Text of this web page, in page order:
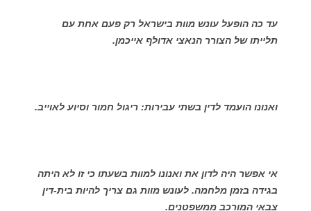
עד כה הופעל עונש מוות בישראל רק פעם אחת עם
תלייתו של הצורר הנאצי אדולף אייכמן.
ואנונו הועמד לדין בשתי עבירות: ריגול חמור וסיוע לאוייב.
אי אפשר היה לדון את ואנונו למוות בשעתו כי זו לא היתה
בגידה בזמן מלחמה. לעונש מוות גם צריך להיות בית-דין
צבאי המורכב ממשפטנים.